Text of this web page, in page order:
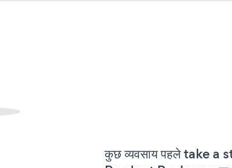
कुछ व्यवसाय पहले take a